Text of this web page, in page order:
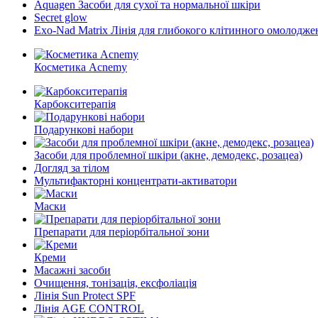
Aquagen Засоби для сухої та нормальної шкіри
Secret glow
Exo-Nad Matrix Лінія для глибокого клітинного
Косметика Acnemy
Карбокситерапія
Подарункові набори
Засоби для проблемної шкіри (акне, демодекс, розацеа)
Догляд за тілом
Мультифакторні концентрати-активатори
Маски
Препарати для періорбітальної зони
Креми
Масажні засоби
Очищення, тонізація, ексфоліація
Лінія Sun Protect SPF
Лінія AGE CONTROL